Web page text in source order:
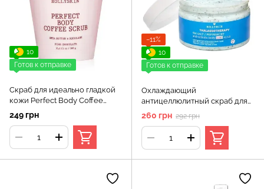
10
Готов к отправке
Скраб для идеально гладкой
кожи Perfect Body Coffee
Scrub Pink Chocolate
249 грн
−11%
10
Готов к отправке
Охлаждающий
антицеллюлитный скраб для
тела с морской солью и
эфирным маслом перечной
мяты Thalassotherapy
HOLLYSKIN
260 грн 292 грн